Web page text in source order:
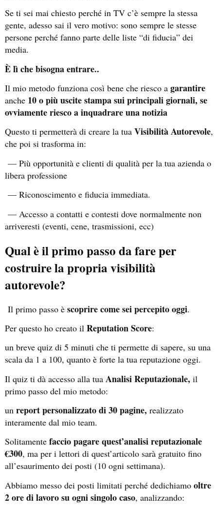
Se ti sei mai chiesto perché in TV c’è sempre la stessa
gente, adesso sai il vero motivo: sono sempre le stesse
persone perché fanno parte delle liste “di fiducia” dei
media.
È lì che bisogna entrare..
Il mio metodo funziona così bene che riesco a garantire
anche 10 o più uscite stampa sui principali giornali, se
ovviamente riesco a inquadrare una notizia
Questo ti permetterà di creare la tua Visibilità Autorevole,
che poi si trasforma in:
— Più opportunità e clienti di qualità per la tua azienda o
libera professione
— Riconoscimento e fiducia immediata.
— Accesso a contatti e contesti dove normalmente non
arriveresti (eventi, cene, trasmissioni, ecc)
Qual è il primo passo da fare per
costruire la propria visibilità
autorevole?
Il primo passo è scoprire come sei percepito oggi.
Per questo ho creato il Reputation Score:
un breve quiz di 5 minuti che ti permette di sapere, su una
scala da 1 a 100, quanto è forte la tua reputazione oggi.
Il quiz ti dà accesso alla tua Analisi Reputazionale, il
primo passo del mio metodo:
un report personalizzato di 30 pagine, realizzato
interamente dal mio team.
Solitamente faccio pagare quest’analisi reputazionale
€300, ma per i lettori di quest’articolo sarà gratuito fino
all’esaurimento dei posti (10 ogni settimana).
Abbiamo messo dei posti limitati perché dedichiamo oltre
2 ore di lavoro su ogni singolo caso, analizzando: